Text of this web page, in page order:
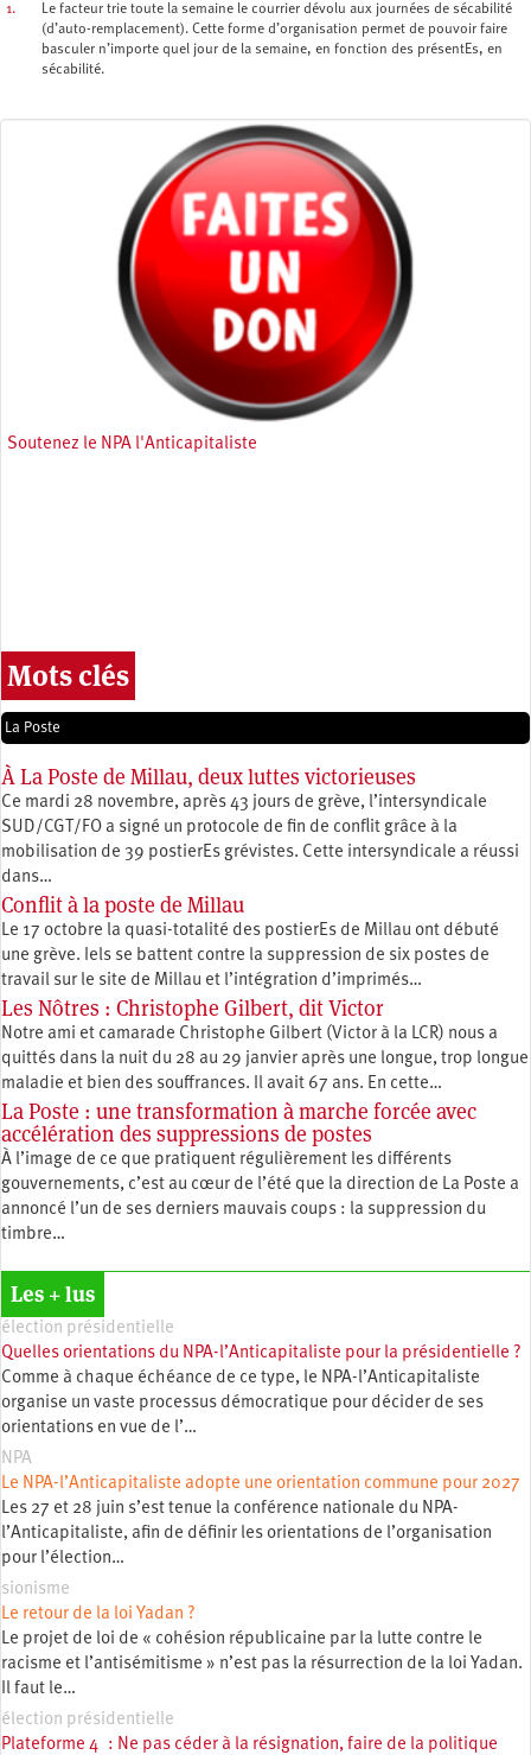
1.
Le facteur trie toute la semaine le courrier dévolu aux journées de sécabilité
(d’auto-remplacement). Cette forme d’organisation permet de pouvoir faire
basculer n’importe quel jour de la semaine, en fonction des présentEs, en
sécabilité.
Soutenez le NPA l'Anticapitaliste
Mots clés
La Poste
À La Poste de Millau, deux luttes victorieuses
Ce mardi 28 novembre, après 43 jours de grève, l’intersyndicale
SUD/CGT/FO a signé un protocole de fin de conflit grâce à la
mobilisation de 39 postierEs grévistes. Cette intersyndicale a réussi
dans…
Conflit à la poste de Millau
Le 17 octobre la quasi-totalité des postierEs de Millau ont débuté
une grève. Iels se battent contre la suppression de six postes de
travail sur le site de Millau et l’intégration d’imprimés…
Les Nôtres : Christophe Gilbert, dit Victor
Notre ami et camarade Christophe Gilbert (Victor à la LCR) nous a
quittés dans la nuit du 28 au 29 janvier après une longue, trop longue
maladie et bien des souffrances. Il avait 67 ans. En cette…
La Poste : une transformation à marche forcée avec
accélération des suppressions de postes
À l’image de ce que pratiquent régulièrement les différents
gouvernements, c’est au cœur de l’été que la direction de La Poste a
annoncé l’un de ses derniers mauvais coups : la suppression du
timbre…
Les + lus
élection présidentielle
Quelles orientations du NPA-l’Anticapitaliste pour la présidentielle ?
Comme à chaque échéance de ce type, le NPA-l’Anticapitaliste
organise un vaste processus démocratique pour décider de ses
orientations en vue de l’…
NPA
Le NPA-l’Anticapitaliste adopte une orientation commune pour 2027
Les 27 et 28 juin s’est tenue la conférence nationale du NPA-
l’Anticapitaliste, afin de définir les orientations de l’organisation
pour l’élection…
sionisme
Le retour de la loi Yadan ?
Le projet de loi de « cohésion républicaine par la lutte contre le
racisme et l’antisémitisme » n’est pas la résurrection de la loi Yadan.
Il faut le…
élection présidentielle
Plateforme 4 : Ne pas céder à la résignation, faire de la politique